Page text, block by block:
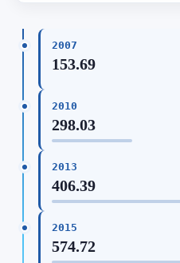
2007
153.69
2010
298.03
2013
406.39
2015
574.72